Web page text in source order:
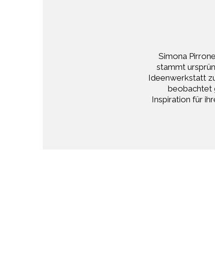
Simona
stammt
Ideenwerkstatt
beobachtet
Inspiration für